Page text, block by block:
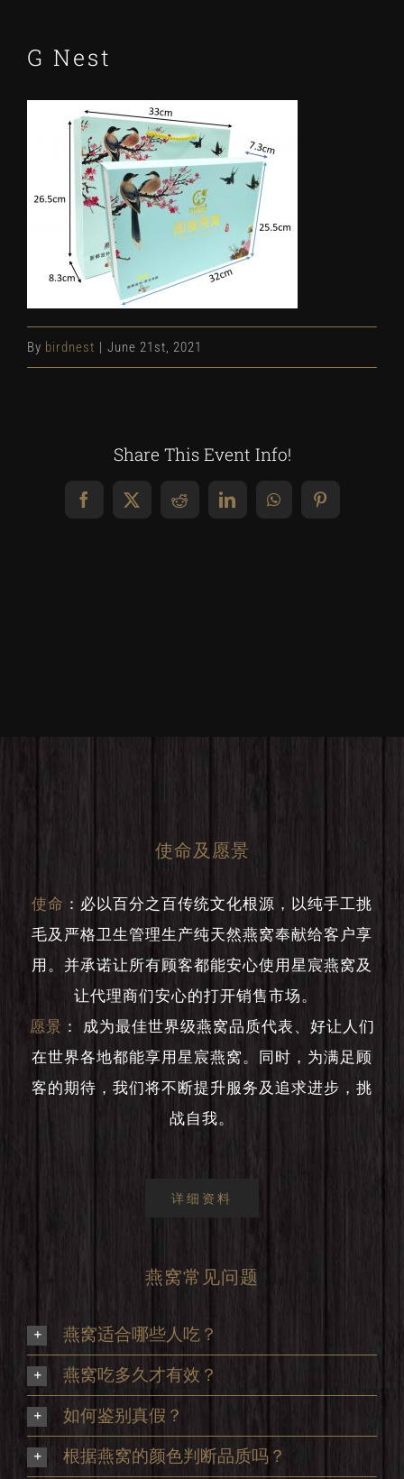
G Nest
By birdnest | June 21st, 2021
Share This Event Info!
Facebook
X RedditLinkedInWhatsAppPinterest
使命及愿景
使命 ： 必以百分之百传统文化根源，以纯手工挑
毛及严格卫生管理生产纯天然燕窝奉献给客户享
用。并承诺让所有顾客都能安心使用星宸燕窝及
让代理商们安心的打开销售市场。
愿景 ：
成为最佳世界级燕窝品质代表、好让人们
在世界各地都能享用星宸燕窝。同时，为满足顾
客的期待，我们将不断提升服务及追求进步，挑
战自我。
详细资料
燕窝常见问题
燕窝适合哪些人吃？
燕窝吃多久才有效？
如何鉴别真假？
根据燕窝的颜色判断品质吗？